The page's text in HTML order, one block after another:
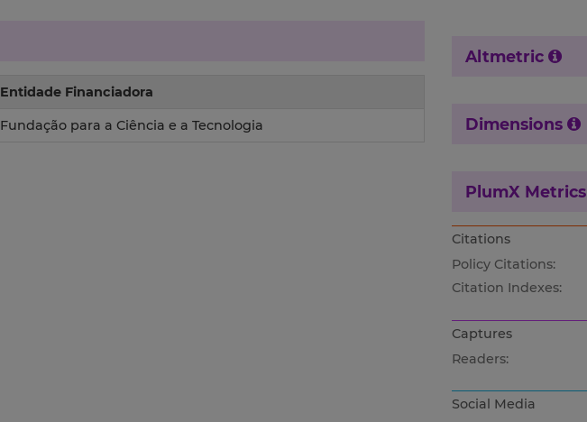
Entidade Financiadora
Fundação para a Ciência e a Tecnologia
Altmetric
Dimensions
PlumX Metrics
Citations
Policy Citations:
Citation Indexes:
Captures
Readers:
Social Media